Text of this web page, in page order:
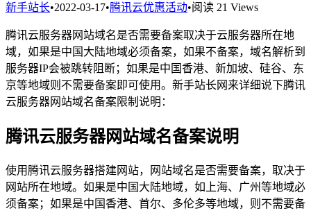
新手站长•2022-03-17•腾讯云优惠活动•阅读 21 Views
腾讯云服务器网站域名是否需要备案取决于云服务器所在地
域，如果是中国大陆地域必须备案，如果不备案，域名解析到
服务器IP会被跳转阻断；如果是中国香港、新加坡、硅谷、东
京等地域则不需要备案即可使用。新手站长网来详细说下腾讯
云服务器网站域名备案限制说明：
腾讯云服务器网站域名备案说明
使用腾讯云服务器搭建网站，网站域名是否需要备案，取决于
网站所在地域。如果是中国大陆地域，如上海、广州等地域必
须备案；如果是中国香港、首尔、多伦多等地域，则不需要备